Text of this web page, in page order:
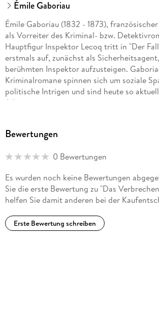
Émile Gaboriau
Émile Gaboriau (1832 - 1873),
als Vorreiter des Kriminal- bzw.
Hauptfigur Inspektor Lecoq tritt in "Der
erstmals auf, zunächst als
berühmten Inspektor aufzusteigen.
Kriminalromane spinnen sich um soziale
politische Intrigen und sind heute so
Jahren.
Bewertungen
0 Bewertungen
Es wurden noch keine Bewertungen
Sie die erste Bewertung zu "Das
helfen Sie damit anderen bei der
Erste Bewertung schreiben